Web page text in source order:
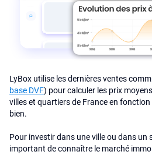
LyBox utilise les dernières ventes
base DVF) pour calculer les prix
villes et quartiers de France en
bien.
Pour investir dans une ville ou dans un
important de connaître le marché